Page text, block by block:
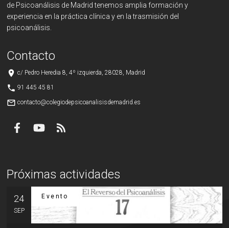
de Psicoanálisis de Madrid tenemos amplia formación y
experiencia en la práctica clínica y en la trasmisión del
psicoanálisis.
Contacto
place c/ Pedro Heredia 8, 4º izquierda, 28028, Madrid
phone 91 445 45 81
mail_outline contacto@colegiodepsicoanalisisdemadrid.es
Próximas actividades
24
SEP
Evento